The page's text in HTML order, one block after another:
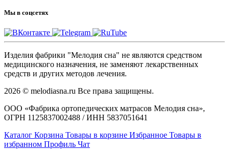
Мы в соцсетях
Изделия фабрики "Мелодия сна" не являются средством
медицинского назначения, не заменяют лекарственных
средств и других методов лечения.
2026 © melodiasna.ru Все права защищены.
ООО «Фабрика ортопедических матрасов Мелодия сна»,
ОГРН 1125837002488 / ИНН 5837051641
Каталог Корзина Товары в корзине Избранное Товары в
избранном Профиль Чат